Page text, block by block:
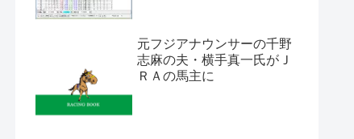
元フジアナウンサーの千野
志麻の夫・横手真一氏がＪ
ＲＡの馬主に